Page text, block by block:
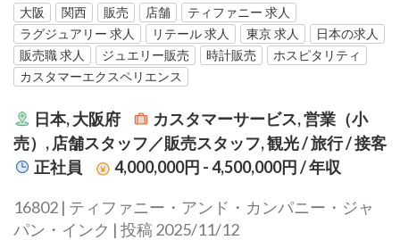
大阪 関西 販売 店舗
ティファニー 求人
ラグジュアリー 求人
リテール 求人 東京 求人
日本の求人
販売職 求人
ジュエリー販売 時計販売
ホスピタリティ
カスタマーエクスペリエンス
日本, 大阪府
カスタマーサービス, 営業（小
売）, 店舗スタッフ／販売スタッフ, 観光 / 旅行 / 接客
正社員
4,000,000円 - 4,500,000円/ 年収
16802 | ティファニー・アンド・カンパニー・ジャ
パン・インク | 投稿 2025/11/12